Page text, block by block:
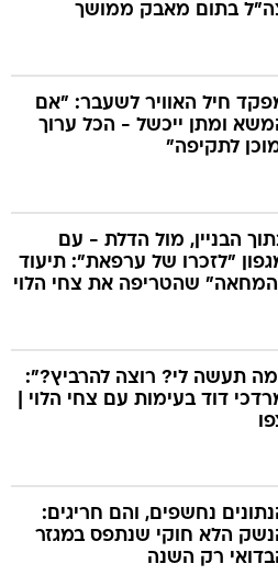
בתום מאבק ממושך
חיל האוויר לשעבר: "אם
ומתן ייכשל - הכל ערוך
לתקיפה"
הבניין, מול הדלת - עם
"לזכרו של ערפאת": תיעוד
שהטריפה את צחי הלוי
תעשה לי? רוצה להרביץ?":
דוד בעימות עם צחי הלוי |
נחשפים, והם חריגים:
הלא חוקי שנתפס במגזר
רק השנה